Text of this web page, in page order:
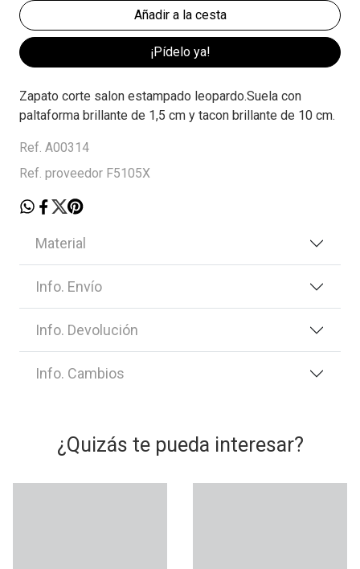
¡Pídelo ya!
Zapato corte salon estampado leopardo.Suela con
paltaforma brillante de 1,5 cm y tacon brillante de 10 cm.
Ref. A00314
Ref. proveedor F5105X
Material
Info. Envío
Info. Devolución
Info. Cambios
¿Quizás te pueda interesar?